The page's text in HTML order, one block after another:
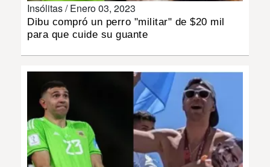
DEPORTES
MUNDO
MULTIMEDIA
IMPRESO
Insólitas /Enero 03, 2023
Dibu compró un perro "militar" de $20 mil
para que cuide su guante